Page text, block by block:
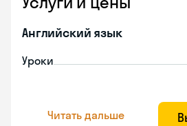
Английский язык
Уроки
Читать дальше